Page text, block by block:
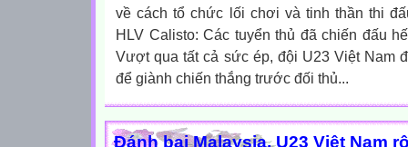
về cách tổ chức lối chơi và tinh thần thi
HLV Calisto: Các tuyển thủ đã chiến đấu
Vượt qua tất cả sức ép, đội U23 Việt Nam
để giành chiến thắng trước đối thủ...
Đánh bại Malaysia, U23 Việt Nam